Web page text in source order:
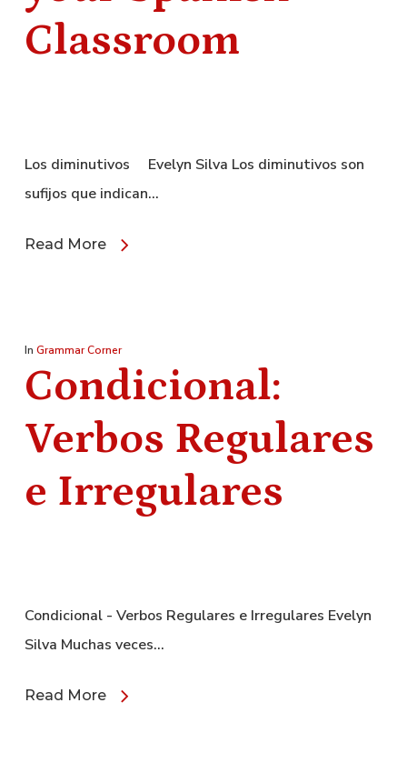
Classroom
Los diminutivos Evelyn Silva Los diminutivos son
sufijos que indican…
Read More
In Grammar Corner
Condicional:
Verbos Regulares
e Irregulares
Condicional - Verbos Regulares e Irregulares Evelyn
Silva Muchas veces…
Read More